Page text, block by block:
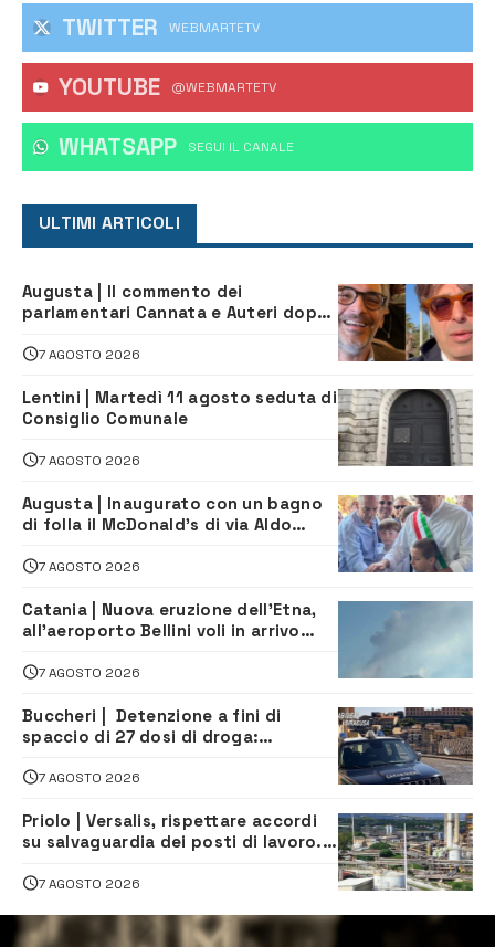
TWITTER WEBMARTETV
YOUTUBE @WEBMARTETV
WHATSAPP ‎SEGUI IL CANALE
ULTIMI ARTICOLI
Augusta | Il commento dei
parlamentari Cannata e Auteri dopo
depuratore
7 AGOSTO 2026
Lentini | Martedì 11 agosto seduta di
Consiglio Comunale
7 AGOSTO 2026
Augusta | Inaugurato con un bagno
di folla il McDonald’s di via Aldo
7 AGOSTO 2026
Catania | Nuova eruzione dell’Etna,
all’aeroporto Bellini voli in arrivo
7 AGOSTO 2026
Buccheri | Detenzione a fini di
spaccio di 27 dosi di droga:
7 AGOSTO 2026
Priolo | Versalis, rispettare accordi
su salvaguardia dei posti di lavoro. Il
7 AGOSTO 2026